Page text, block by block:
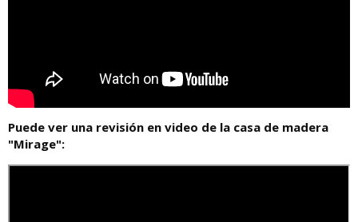
Puede ver una revisión en video de la casa de madera
"Mirage":